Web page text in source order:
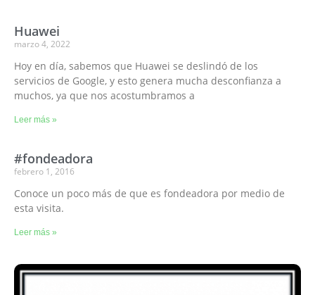
Huawei
marzo 4, 2022
Hoy en día, sabemos que Huawei se deslindó de los
servicios de Google, y esto genera mucha desconfianza a
muchos, ya que nos acostumbramos a
Leer más »
#fondeadora
febrero 1, 2016
Conoce un poco más de que es fondeadora por medio de
esta visita.
Leer más »